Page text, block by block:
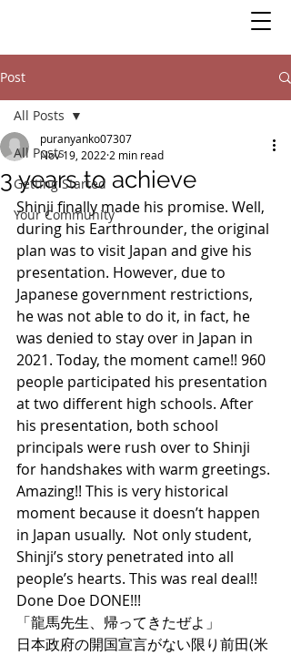
Post
All Posts
Getting Started
Your Community
All Posts
3 years to achieve
puranyanko07307
Nov 19, 2022 2 min read
Shinji finally made his promise. Well,
during his Earthrounder, the original
plan was to visit Japan and give his
presentation. However, due to
Japanese government restrictions,
he was not able to do it, in fact, he
was denied to stay over in Japan in
2021. Today, the moment came!! 960
people participated his presentation
at two different high schools. After
his presentation, both school
principals were rush over to Shinji
for handshakes with warm greetings.
Amazing!! This is very historical
moment because it doesn’t happen
in Japan usually.  Not only student,
Shinji’s story penetrated into all
people’s hearts. This was real deal!!
Done Doe DONE!!!
「龍馬先生、帰ってきたぜよ」
日本政府の開国宣言がない限り前田(米